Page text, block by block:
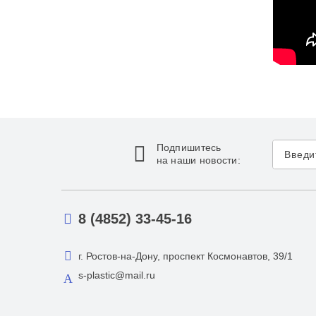
Подпишитесь
на наши новости:
8 (4852) 33-45-16
г. Ростов-на-Дону, проспект Космонавтов, 39/1
s-plastic@mail.ru